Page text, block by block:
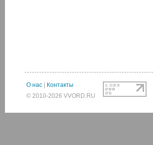
О нас
Контакты
© 2010-2026 VVORD.RU